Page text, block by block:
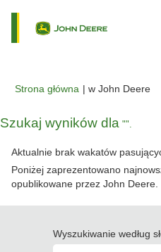
Strona główna | w John Deere
Szukaj wyników dla "".
Aktualnie brak wakatów
Poniżej zaprezentowano
opublikowane przez John Deere.
Wyszukiwanie według